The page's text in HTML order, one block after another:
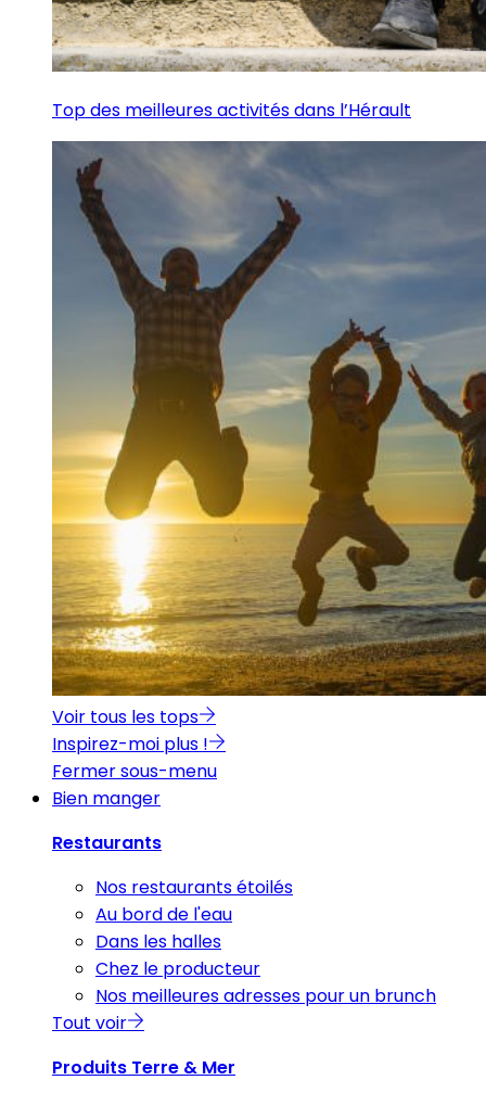
Top des meilleures activités dans l’Hérault
Voir tous les tops
Inspirez-moi plus !
Fermer sous-menu
Bien manger
Restaurants
Nos restaurants étoilés
Au bord de l'eau
Dans les halles
Chez le producteur
Nos meilleures adresses pour un brunch
Tout voir
Produits Terre & Mer